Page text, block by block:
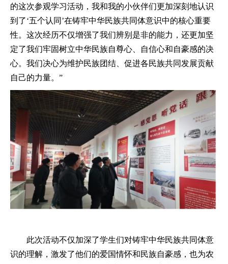
的这次参观学习活动，我和我的小伙伴们更加深刻地认识
到了‘五个认同’在铸牢中华民族共同体意识中的核心重要
性。这次经历不仅增强了我们辨别是非的能力，还更加坚
定了我们牢固树立中华民族自尊心、自信心和自豪感的决
心。我们决心为维护民族团结、促进各民族共同发展贡献
自己的力量。”
此次活动不仅加深了学生们对铸牢中华民族共同体意
识的理解，激发了他们的爱国情怀和民族自豪感，也为农